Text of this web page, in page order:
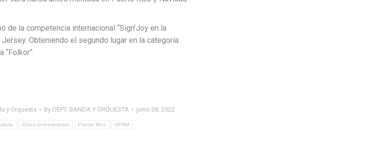
de la competencia internacional “Sign’Joy en la
Obteniendo el segundo lugar en la categoría
y Orquesta By DEPT. BANDA Y ORQUESTA junio 28, 2022
Coros Universitarios Puerto Rico UPRM